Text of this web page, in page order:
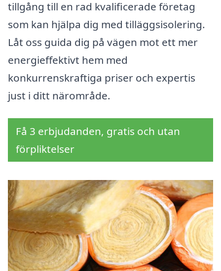
tillgång till en rad kvalificerade företag
som kan hjälpa dig med tilläggsisolering.
Låt oss guida dig på vägen mot ett mer
energieffektivt hem med
konkurrenskraftiga priser och expertis
just i ditt närområde.
Få 3 erbjudanden, gratis och utan
förpliktelser